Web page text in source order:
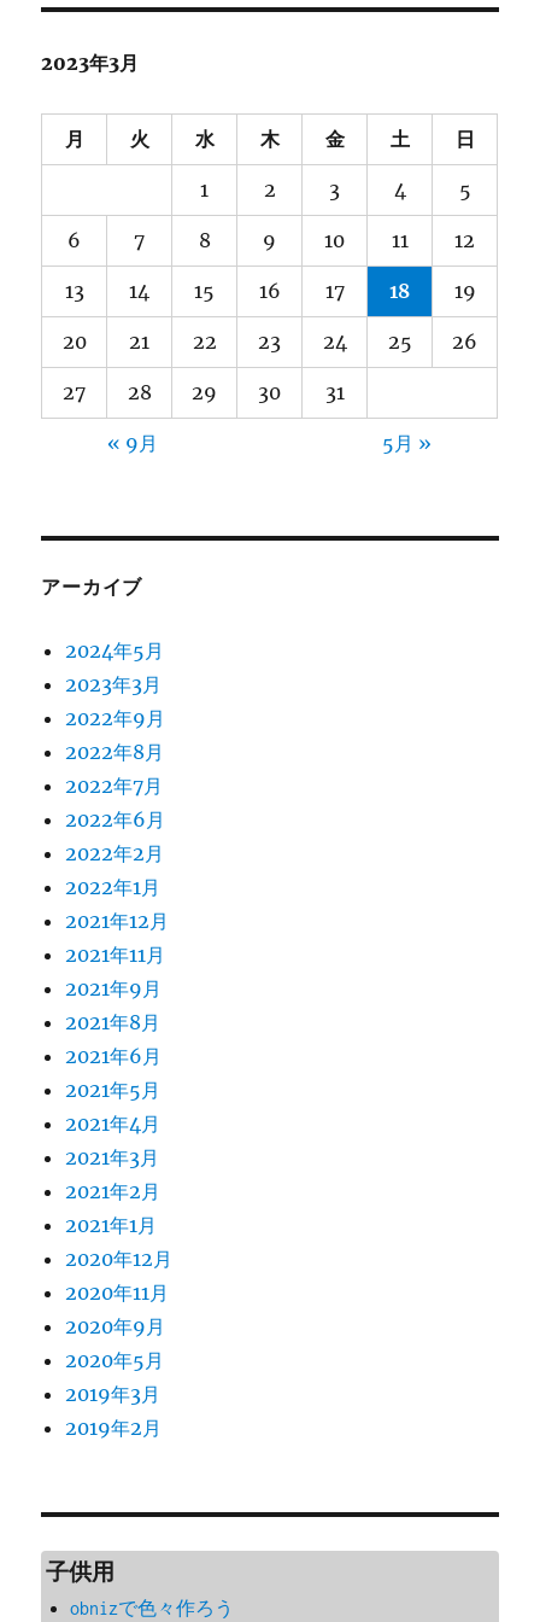
2023年3月
月 火 水 木 金 土 日
1 2 3 4 5
6 7 8 9 10 11 12
13 14 15 16 17 18 19
20 21 22 23 24 25 26
27 28 29 30 31
« 9月 5月 »
アーカイブ
2024年5月
2023年3月
2022年9月
2022年8月
2022年7月
2022年6月
2022年2月
2022年1月
2021年12月
2021年11月
2021年9月
2021年8月
2021年6月
2021年5月
2021年4月
2021年3月
2021年2月
2021年1月
2020年12月
2020年11月
2020年9月
2020年5月
2019年3月
2019年2月
子供用
obnizで色々作ろう